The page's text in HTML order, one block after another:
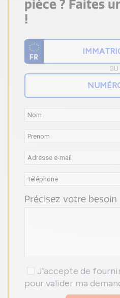
pièce ? Faites
!
OU
Précisez votre besoin
J'accepte de
pour valider ma